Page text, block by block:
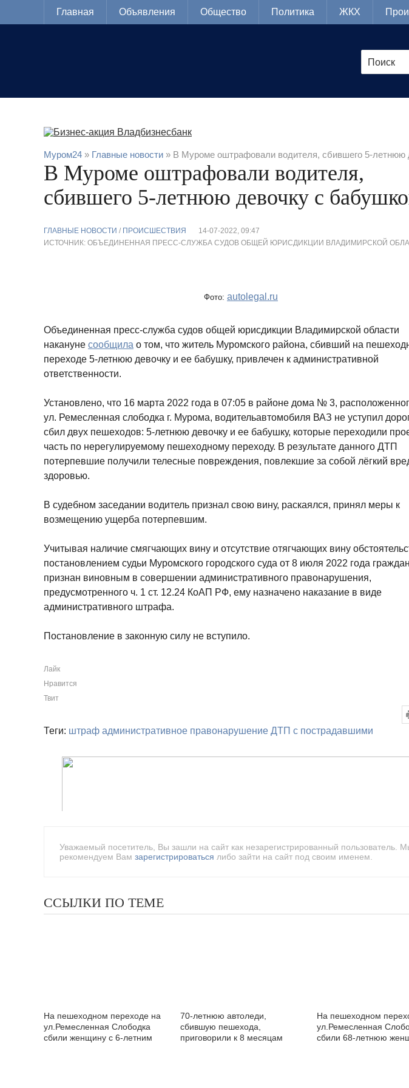
Главная Объявления Общество Политика ЖКХ
Муром24 » Главные новости » В Муроме оштрафовали водителя, сбившего 5-летнюю
В Муроме оштрафовали водителя,
сбившего 5-летнюю девочку с
ГЛАВНЫЕ НОВОСТИ / ПРОИСШЕСТВИЯ
14-07-2022, 09:47
ИСТОЧНИК: ОБЪЕДИНЕННАЯ ПРЕСС-СЛУЖБА СУДОВ ОБЩЕЙ ЮРИСДИКЦИИ ВЛАДИМИРСКОЙ
Фото: autolegal.ru
Объединенная пресс-служба судов общей юрисдикции Владимирской области
накануне сообщила о том, что житель Муромского района, сбивший на
переходе 5-летнюю девочку и ее бабушку, привлечен к административной
ответственности.
Установлено, что 16 марта 2022 года в 07:05 в районе дома № 3,
ул. Ремесленная слободка г. Мурома, водительавтомобиля ВАЗ не уступил
сбил двух пешеходов: 5-летнюю девочку и ее бабушку, которые переходили
часть по нерегулируемому пешеходному переходу. В результате данного ДТП
потерпевшие получили телесные повреждения, повлекшие за собой лёгкий
здоровью.
В судебном заседании водитель признал свою вину, раскаялся, принял меры к
возмещению ущерба потерпевшим.
Учитывая наличие смягчающих вину и отсутствие отягчающих вину
постановлением судьи Муромского городского суда от 8 июля 2022 года
признан виновным в совершении административного правонарушения,
предусмотренного ч. 1 ст. 12.24 КоАП РФ, ему назначено наказание в виде
административного штрафа.
Постановление в законную силу не вступило.
Лайк
Нравится
Твит
Теги: штраф административное правонарушение ДТП с пострадавшими
Уважаемый посетитель, Вы зашли на сайт как незарегистрированный пользователь.
рекомендуем Вам зарегистрироваться либо зайти на сайт под своим именем.
ССЫЛКИ ПО ТЕМЕ
На пешеходном переходе на
ул.Ремесленная Слободка
сбили женщину с 6-летним
70-летнюю автоледи,
сбившую пешехода,
приговорили к 8 месяцам
На пешеходном
ул.Ремесленная
сбили 68-летнюю